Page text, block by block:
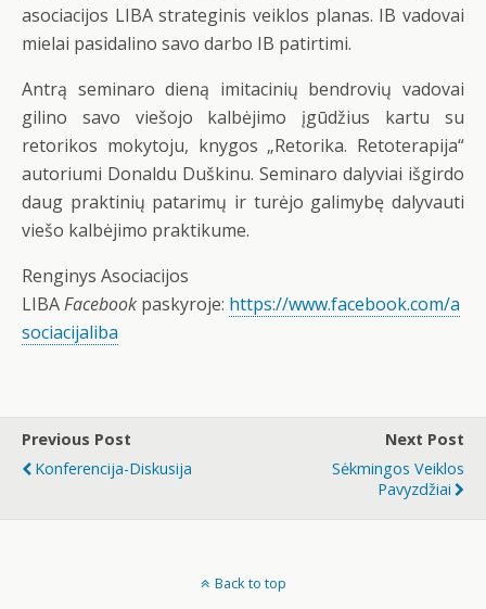
asociacijos LIBA strateginis veiklos planas. IB vadovai
mielai pasidalino savo darbo IB patirtimi.
Antrą seminaro dieną imitacinių bendrovių vadovai
gilino savo viešojo kalbėjimo įgūdžius kartu su
retorikos mokytoju, knygos „Retorika. Retoterapija“
autoriumi Donaldu Duškinu. Seminaro dalyviai išgirdo
daug praktinių patarimų ir turėjo galimybę dalyvauti
viešo kalbėjimo praktikume.
Renginys Asociacijos
LIBAFacebook paskyroje: https://www.facebook.com/a
sociacijaliba
Previous Post
Konferencija-Diskusija
Next Post
Sėkmingos Veiklos
Pavyzdžiai
Back to top